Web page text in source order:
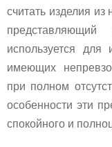
считать изделия из
используется для
имеющих
при полном
особенности эти
спокойного и